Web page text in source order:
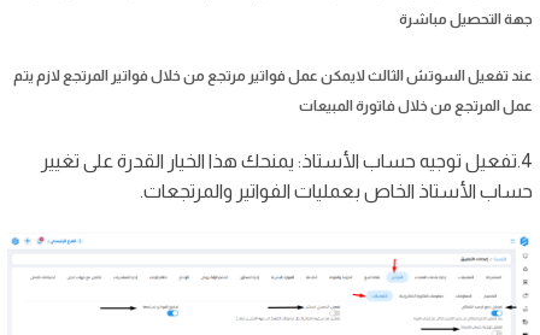
جهة التحصيل مباشرة
عند تفعيل السوتش الثالث لايمكن عمل فواتير مرتجع من خلال فواتير المرتجع لازم يتم
عمل المرتجع من خلال فاتورة المبيعات
4.تفعيل توجيه حساب الأستاذ: يمنحك هذا الخيار القدرة على تغيير
حساب الأستاذ الخاص بعمليات الفواتير والمرتجعات.